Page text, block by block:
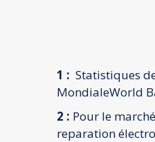
1 : Statistiques
MondialeWorld
2 : Pour le
reparation